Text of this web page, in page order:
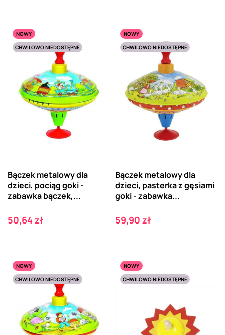
NOWY
CHWILOWO NIEDOSTĘPNE
Bączek metalowy dla
dzieci, pociąg goki -
zabawka bączek,...
Cena
50,64 zł
NOWY
CHWILOWO NIEDOSTĘPNE
Bączek metalowy dla
dzieci, pasterka z gęsiami
goki - zabawka...
Cena
59,90 zł
NOWY
CHWILOWO NIEDOSTĘPNE
NOWY
CHWILOWO NIEDOSTĘPNE